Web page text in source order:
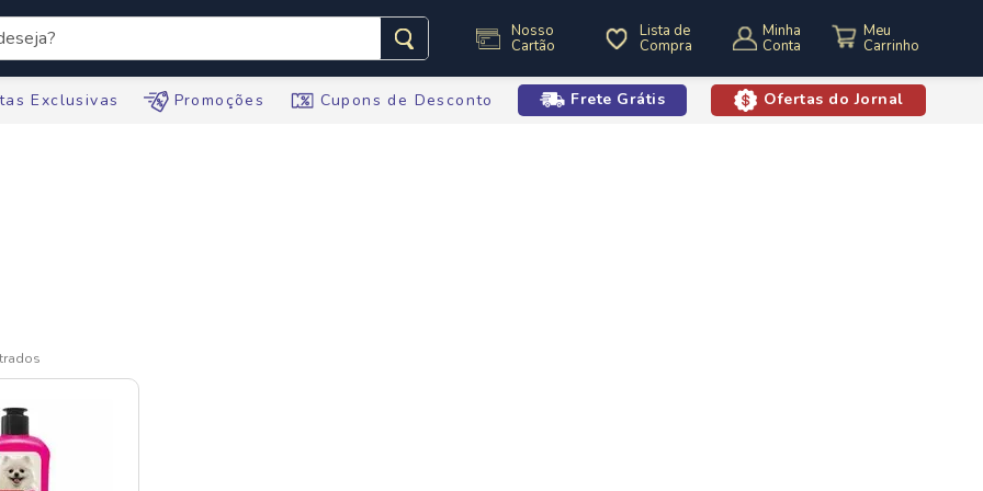
Nosso
Cartão
Lista de
Compra
Minha
Conta
Exclusivas Promoções Cupons de Desconto Frete Grátis Ofertas do Jornal
buscados